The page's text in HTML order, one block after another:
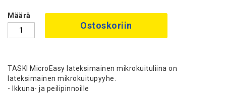
Määrä
Ostoskoriin
TASKI MicroEasy lateksimainen mikrokuituliina on
lateksimainen mikrokuitupyyhe.
- Ikkuna- ja peilipinnoille